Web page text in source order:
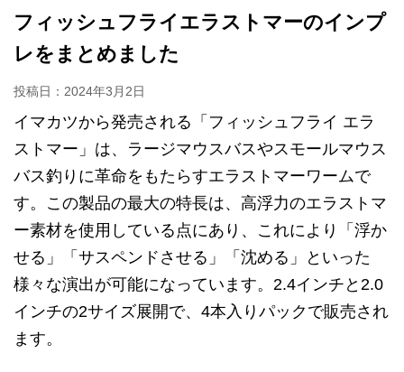
フィッシュフライエラストマーのインプ
レをまとめました
投稿日： 2024年3月2日
イマカツから発売される「フィッシュフライ エラ
ストマー」は、ラージマウスバスやスモールマウス
バス釣りに革命をもたらすエラストマーワームで
す。この製品の最大の特長は、高浮力のエラストマ
ー素材を使用している点にあり、これにより「浮か
せる」「サスペンドさせる」「沈める」といった
様々な演出が可能になっています。2.4インチと2.0
インチの2サイズ展開で、4本入りパックで販売され
ます。